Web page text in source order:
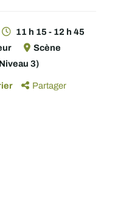
11 h 15 - 12 h 45
Scène
3)
Partager